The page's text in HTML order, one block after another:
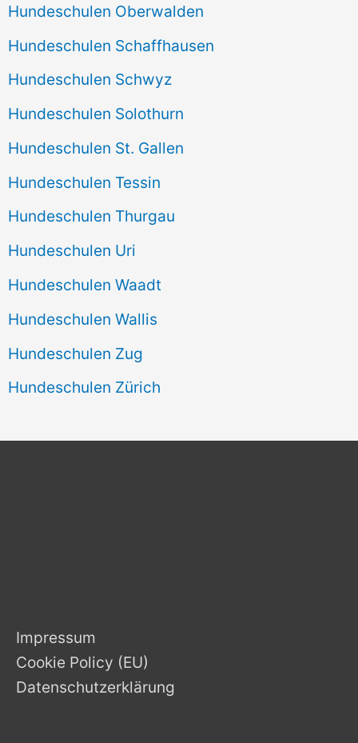
Hundeschulen Oberwalden
Hundeschulen Schaffhausen
Hundeschulen Schwyz
Hundeschulen Solothurn
Hundeschulen St. Gallen
Hundeschulen Tessin
Hundeschulen Thurgau
Hundeschulen Uri
Hundeschulen Waadt
Hundeschulen Wallis
Hundeschulen Zug
Hundeschulen Zürich
Impressum
Cookie Policy (EU)
Datenschutzerklärung